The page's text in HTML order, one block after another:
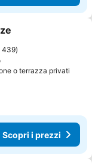
preferiti
439
o terrazza privati
Scopri i prezzi